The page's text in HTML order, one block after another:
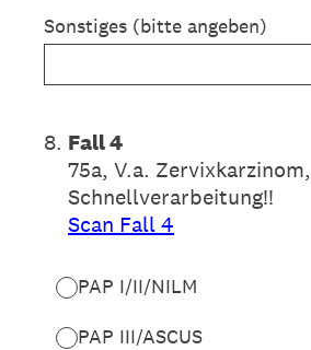
Sonstiges (bitte angeben)
8. Fall 4
75a, V.a. Zervixkarzinom,
Schnellverarbeitung!!
Scan Fall 4
PAP I/II/NILM
PAP III/ASCUS